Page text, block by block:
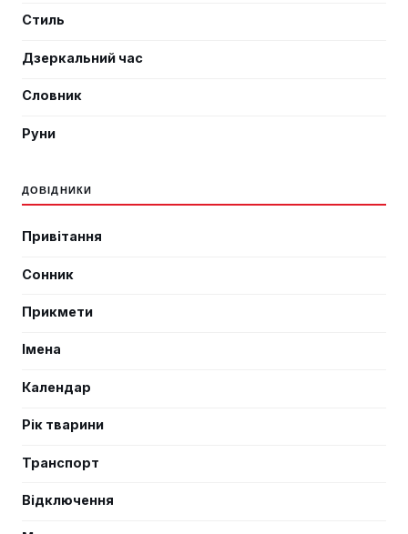
Стиль
Дзеркальний час
Словник
Руни
ДОВІДНИКИ
Привітання
Сонник
Прикмети
Імена
Календар
Рік тварини
Транспорт
Відключення